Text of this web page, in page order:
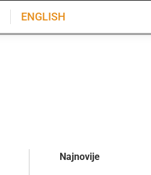
ENGLISH
Najnovije